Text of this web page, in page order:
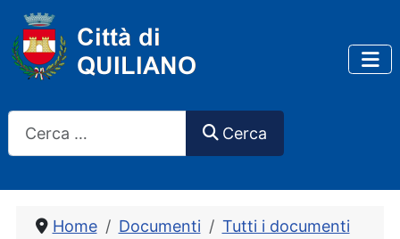
Cerca
Home Documenti
Tutti i documenti